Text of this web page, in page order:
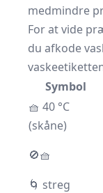
medmindre
For at vide
du afkode
Symbol
🧺 40 °C
(skåne)
🚫🧺
🌀 streg